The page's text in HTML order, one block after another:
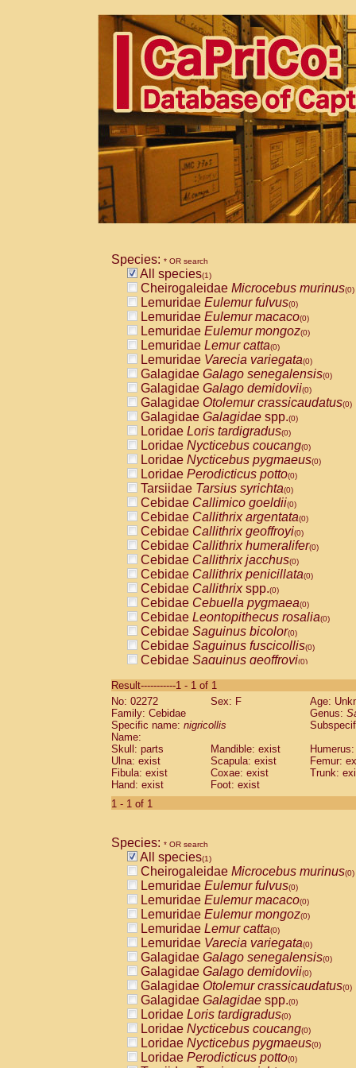
Species: * OR search
All species(1)
Cheirogaleidae Microcebus murinus(0)
Lemuridae Eulemur fulvus(0)
Lemuridae Eulemur macaco(0)
Lemuridae Eulemur mongoz(0)
Lemuridae Lemur catta(0)
Lemuridae Varecia variegata(0)
Galagidae Galago senegalensis(0)
Galagidae Galago demidovii(0)
Galagidae Otolemur crassicaudatus(0)
Galagidae Galagidae spp.(0)
Loridae Loris tardigradus(0)
Loridae Nycticebus coucang(0)
Loridae Nycticebus pygmaeus(0)
Loridae Perodicticus potto(0)
Tarsiidae Tarsius syrichta(0)
Cebidae Callimico goeldii(0)
Cebidae Callithrix argentata(0)
Cebidae Callithrix geoffroyi(0)
Cebidae Callithrix humeralifer(0)
Cebidae Callithrix jacchus(0)
Cebidae Callithrix penicillata(0)
Cebidae Callithrixspp.(0)
Cebidae Cebuella pygmaea(0)
Cebidae Leontopithecus rosalia(0)
Cebidae Saguinus bicolor(0)
Cebidae Saguinus fuscicollis(0)
Cebidae Saguinus geoffroyi(0)
CebidaeSaguinus labiatus(0)
Cebidae Saguinus leucopus (0)
Cebidae
CebidaeSaguinus mystax
Cebidae Saguinus nigricollis (1)
Cebidae Saguinus oedipus
Cebidae Saguinus weddelli
Cebidae Saguinusspp.
Cebidae
CebidaeCebus capucinus
CebidaeCebus nigrivittatus
CebidaeCebus spp.(0)
CebidaeSaimiri boliviensis(0)
CebidaeSaimiri sciureus(0)
AtelidaeAlouatta caraya(0)
AtelidaeAlouatta fusca(0)
AtelidaeAlouatta seniculus(0)
AtelidaeAlouattaspp.(0)
AtelidaeAteles belzebuth(0)
AtelidaeAteles geoffroyi(0)
AtelidaeAteles paniscus(0)
AtelidaeAtelesspp.(0)
AtelidaeLagothrix lagothricha(0)
AtelidaeLagothrix lagothricha cana
PitheciidaeCacajao calvus
Result-----------1 - 1 of 1
No: 02272
Sex: F
Age:
Family: Cebidae
Genus:
Specific name: nigricollis
Name:
Skull: parts
Mandible: exist
Ulna: exist
Scapula: exist
Femur:
Fibula: exist
Coxae: exist
Trunk:
Hand: exist
Foot: exist
1 - 1 of 1
Species: * OR search
All species(1)
Cheirogaleidae Microcebus murinus(0)
Lemuridae Eulemur fulvus(0)
Lemuridae Eulemur macaco(0)
Lemuridae Eulemur mongoz(0)
Lemuridae Lemur catta(0)
Lemuridae Varecia variegata(0)
Galagidae Galago senegalensis(0)
Galagidae Galago demidovii(0)
Galagidae Otolemur crassicaudatus(0)
Galagidae Galagidae spp.(0)
Loridae Loris tardigradus(0)
Loridae Nycticebus coucang(0)
Loridae Nycticebus pygmaeus(0)
Loridae Perodicticus potto(0)